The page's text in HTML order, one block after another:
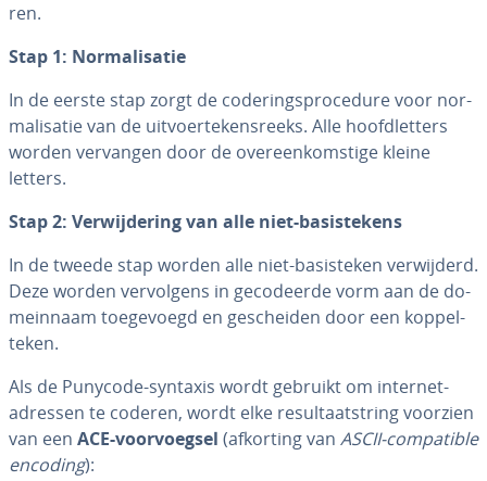
ren.
Stap 1: Nor­ma­li­sa­tie
In de eerste stap zorgt de co­de­rings­pro­ce­du­re voor nor­
ma­li­sa­tie van de uit­voer­te­kens­reeks. Alle hoofd­let­ters
worden vervangen door de over­een­kom­sti­ge kleine
letters.
Stap 2: Ver­wij­de­ring van alle niet-ba­sis­te­kens
In de tweede stap worden alle niet-ba­sis­te­ken ver­wij­derd.
Deze worden ver­vol­gens in ge­co­deer­de vorm aan de do­
mein­naam toe­ge­voegd en ge­schei­den door een kop­pel­
te­ken.
Als de Punycode-syntaxis wordt gebruikt om in­ter­net­
adres­sen te coderen, wordt elke re­sul­taatstring voorzien
van een ACE-voor­voeg­sel (afkorting van ASCII-com­pa­ti­ble
encoding):